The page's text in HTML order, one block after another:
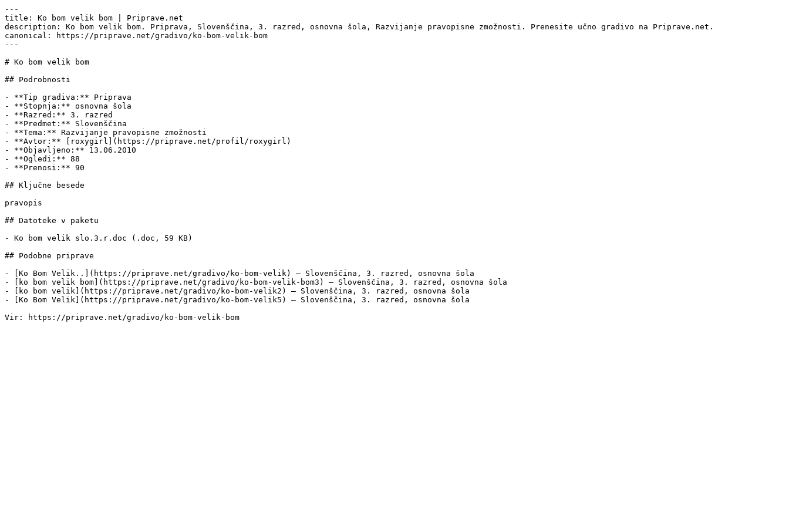
---
title: Ko bom velik bom | Priprave.net
description: Ko bom velik bom. Priprava, Slovenščina, 3. razred, osnovna šola, Razvijanje pravopisne zmožnosti. Prenesite učno gradivo na Priprave.net.
canonical: https://priprave.net/gradivo/ko-bom-velik-bom
---
# Ko bom velik bom
## Podrobnosti
- **Tip gradiva:** Priprava
- **Stopnja:** osnovna šola
- **Razred:** 3. razred
- **Predmet:** Slovenščina
- **Tema:** Razvijanje pravopisne zmožnosti
- **Avtor:** [roxygirl](https://priprave.net/profil/roxygirl)
- **Objavljeno:** 13.06.2010
- **Ogledi:** 88
- **Prenosi:** 90
## Ključne besede
pravopis
## Datoteke v paketu
- Ko bom velik slo.3.r.doc (.doc, 59 KB)
## Podobne priprave
- [Ko Bom Velik..](https://priprave.net/gradivo/ko-bom-velik) — Slovenščina, 3. razred, osnovna šola
- [ko bom velik bom](https://priprave.net/gradivo/ko-bom-velik-bom3) — Slovenščina, 3. razred, osnovna šola
- [ko bom velik](https://priprave.net/gradivo/ko-bom-velik2) — Slovenščina, 3. razred, osnovna šola
- [Ko Bom Velik](https://priprave.net/gradivo/ko-bom-velik5) — Slovenščina, 3. razred, osnovna šola